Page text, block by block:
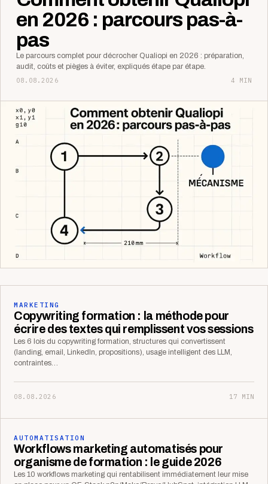
en 2026 : parcours pas-à-
pas
Le parcours complet pour décrocher Qualiopi en 2026 : préparation,
audit, coûts et pièges à éviter, expliqués étape par étape.
08.08.2026
4 MIN
MARKETING
Copywriting formation : la méthode pour
écrire des textes qui remplissent vos sessions
Les 6 lois du copywriting formation, structures qui convertissent
(landing, email, LinkedIn, propositions), usage intelligent des LLM,
contraintes…
08.08.2026 17 MIN
AUTOMATISATION
Workflows marketing automatisés pour
organisme de formation : le guide 2026
Les 10 workflows marketing qui rentabilisent immédiatement leur mise